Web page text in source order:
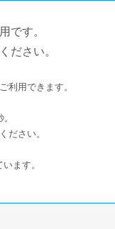
です。
ださい。
利用できます。
ださい。
ます。